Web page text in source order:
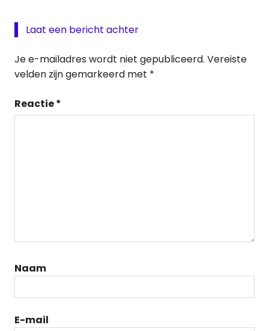
Laat een bericht achter
Je e-mailadres wordt niet gepubliceerd. Vereiste
velden zijn gemarkeerd met *
Reactie*
Naam
E-mail